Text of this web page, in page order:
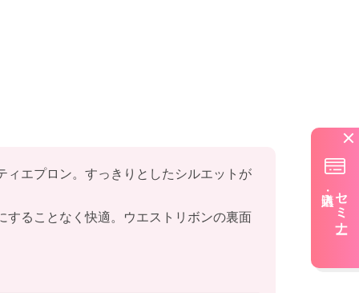
ィエプロン。すっきりとしたシルエットが
することなく快適。ウエストリボンの裏面
セミナー